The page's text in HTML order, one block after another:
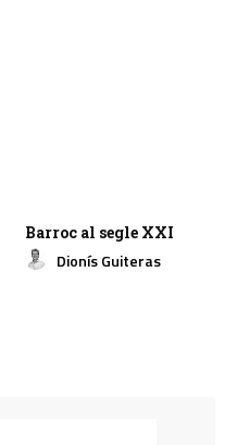
Barroc al segle XXI
Dionís Guiteras